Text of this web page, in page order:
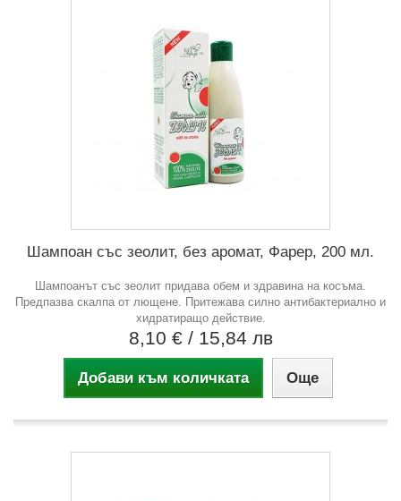
Шампоан със зеолит, без аромат, Фарер, 200 мл.
Шампоанът със зеолит придава обем и здравина на косъма.
Предпазва скалпа от лющене. Притежава силно антибактериално и
хидратиращо действие.
8,10 € / 15,84 лв
Добави към количката Още